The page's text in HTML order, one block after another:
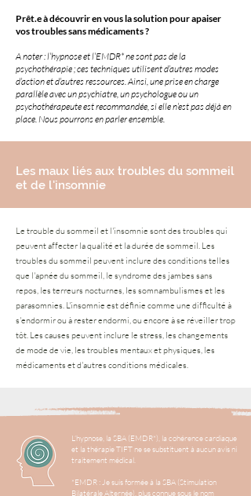
Prêt.e à découvrir en vous la solution pour apaiser
vos troubles sans médicaments ?
A noter : l’hypnose et l’EMDR* ne sont pas de la
psychothérapie ; ces techniques utilisent d’autres modes
d’action et d’autres ressources. Ainsi, une prise en charge
parallèle avec un psychiatre, un psychologue ou un
psychothérapeute est recommandée, si elle n’est pas déjà en
place. Nous pourrons en parler ensemble.
Les maux liés aux troubles du sommeil
et de l'insomnie
Le trouble du sommeil et l'insomnie sont des troubles qui
peuvent affecter la qualité et la durée de sommeil. Les
troubles du sommeil peuvent inclure des conditions telles
que l'apnée du sommeil, le syndrome des jambes sans
repos, les terreurs nocturnes, les somnambulismes et les
parasomnies. L'insomnie est définie comme une difficulté à
s'endormir ou à rester endormi, ou encore à se réveiller trop
tôt. Les causes peuvent inclure le stress, les changements
de mode de vie, les troubles mentaux et physiques, les
médicaments et d'autres conditions médicales.
L’hypnose, la SBA (EMDR*), la cohérence cardiaque
et la thérapie TIFT ne se substituent à aucun avis ni
traitement médical.
*EMDR : Je suis formée à la SBA (Stimulation
Bilatérale Alternée), plus connue sous le nom